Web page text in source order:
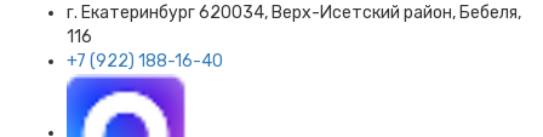
г. Екатеринбург​ 620034, Верх-Исетский район, Бебеля,
116
+7 (922) 188-16-40